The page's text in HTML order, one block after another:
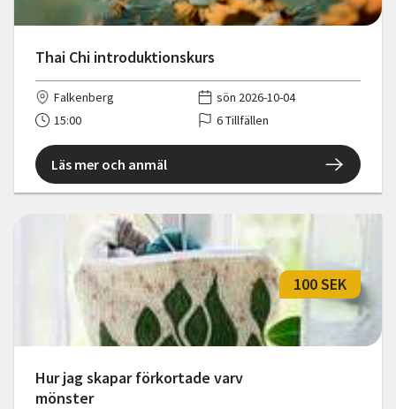
Thai Chi introduktionskurs
Falkenberg
sön 2026-10-04
15:00
6 Tillfällen
Läs mer och anmäl
Hur jag skapar förkortade varv
mönster
100 SEK